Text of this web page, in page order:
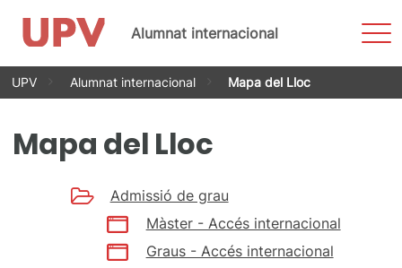
Vés
Alumnat internacional
UPV Alumnat internacional Mapa del Lloc
Mapa del Lloc
Admissió de grau
Màster - Accés internacional
Graus - Accés internacional